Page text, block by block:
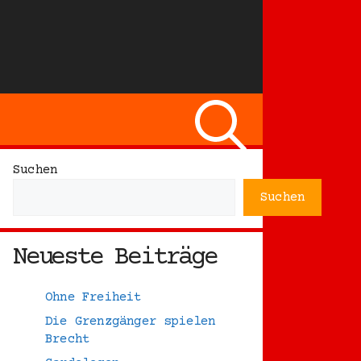
Suchen
Suchen
Neueste Beiträge
Ohne Freiheit
Die Grenzgänger spielen
Brecht